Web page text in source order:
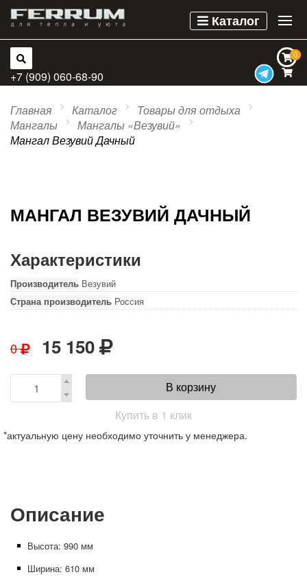
Каталог
0
0
+7 (909) 060-68-90
Главная Каталог
Товары для отдыха
Мангалы
Мангалы «Везувий»
Мангал Везувий Дачный
МАНГАЛ ВЕЗУВИЙ ДАЧНЫЙ
Характеристики
Производитель Везувий
Страна производитель Россия
0 15 150
В корзину
Купить в 1 клик
*актуальную цену необходимо уточнить у менеджера.
Описание
Высота: 990 мм
Ширина: 610 мм